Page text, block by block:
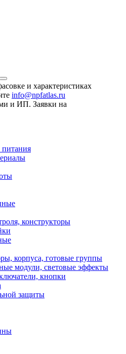
и характеристиках
info@npfatlas.ru
и ИП. Заявки на
конструкторы
корпуса, готовые группы
модули, световые эффекты
кнопки
защиты